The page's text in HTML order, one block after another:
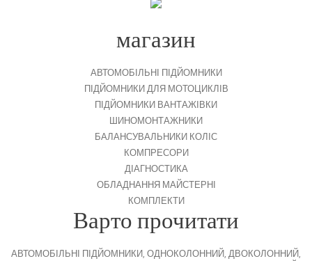
магазин
АВТОМОБІЛЬНІ ПІДЙОМНИКИ
ПІДЙОМНИКИ ДЛЯ МОТОЦИКЛІВ
ПІДЙОМНИКИ ВАНТАЖІВКИ
ШИНОМОНТАЖНИКИ
БАЛАНСУВАЛЬНИКИ КОЛІС
КОМПРЕСОРИ
ДІАГНОСТИКА
ОБЛАДНАННЯ МАЙСТЕРНІ
КОМПЛЕКТИ
Варто прочитати
АВТОМОБІЛЬНІ ПІДЙОМНИКИ, ОДНОКОЛОННИЙ, ДВОКОЛОННИЙ,